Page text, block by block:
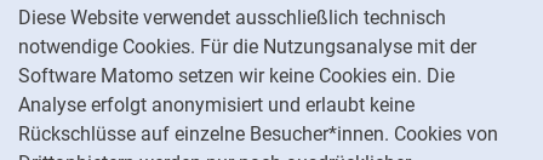
Diese Website verwendet ausschließlich technisch
notwendige Cookies. Für die Nutzungsanalyse mit der
Software Matomo setzen wir keine Cookies ein. Die
Analyse erfolgt anonymisiert und erlaubt keine
Rückschlüsse auf einzelne Besucher*innen. Cookies von
Moodle
Panopto
Datenschutz
Barrierefreiheit
Transparenter KI-Einsatz